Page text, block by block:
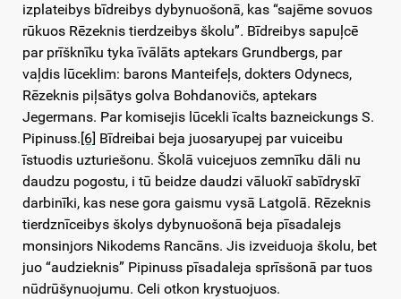
izplateibys bīdreibys dybynuošonā, kas “sajēme sovuos
rūkuos Rēzeknis tierdzeibys školu”. Bīdreibys sapuļcē
par prīšknīku tyka īvālāts aptekars Grundbergs, par
vaļdis lūceklim: barons Manteifeļs, dokters Odynecs,
Rēzeknis piļsātys golva Bohdanovičs, aptekars
Jegermans. Par komisejis lūcekli īcalts bazneickungs S.
Pipinuss. [6] Bīdreibai beja juosaryupej par vuiceibu
īstuodis uzturiešonu. Školā vuicejuos zemnīku dāli nu
daudzu pogostu, i tū beidze daudzi vāluokī sabīdryskī
darbinīki, kas nese gora gaismu vysā Latgolā. Rēzeknis
tierdznīceibys školys dybynuošonā beja pīsadalejs
monsinjors Nikodems Rancāns. Jis izveiduoja školu, bet
juo “audzieknis” Pipinuss pīsadaleja sprīsšonā par tuos
nūdrūšynuojumu. Celi otkon krystuojuos.